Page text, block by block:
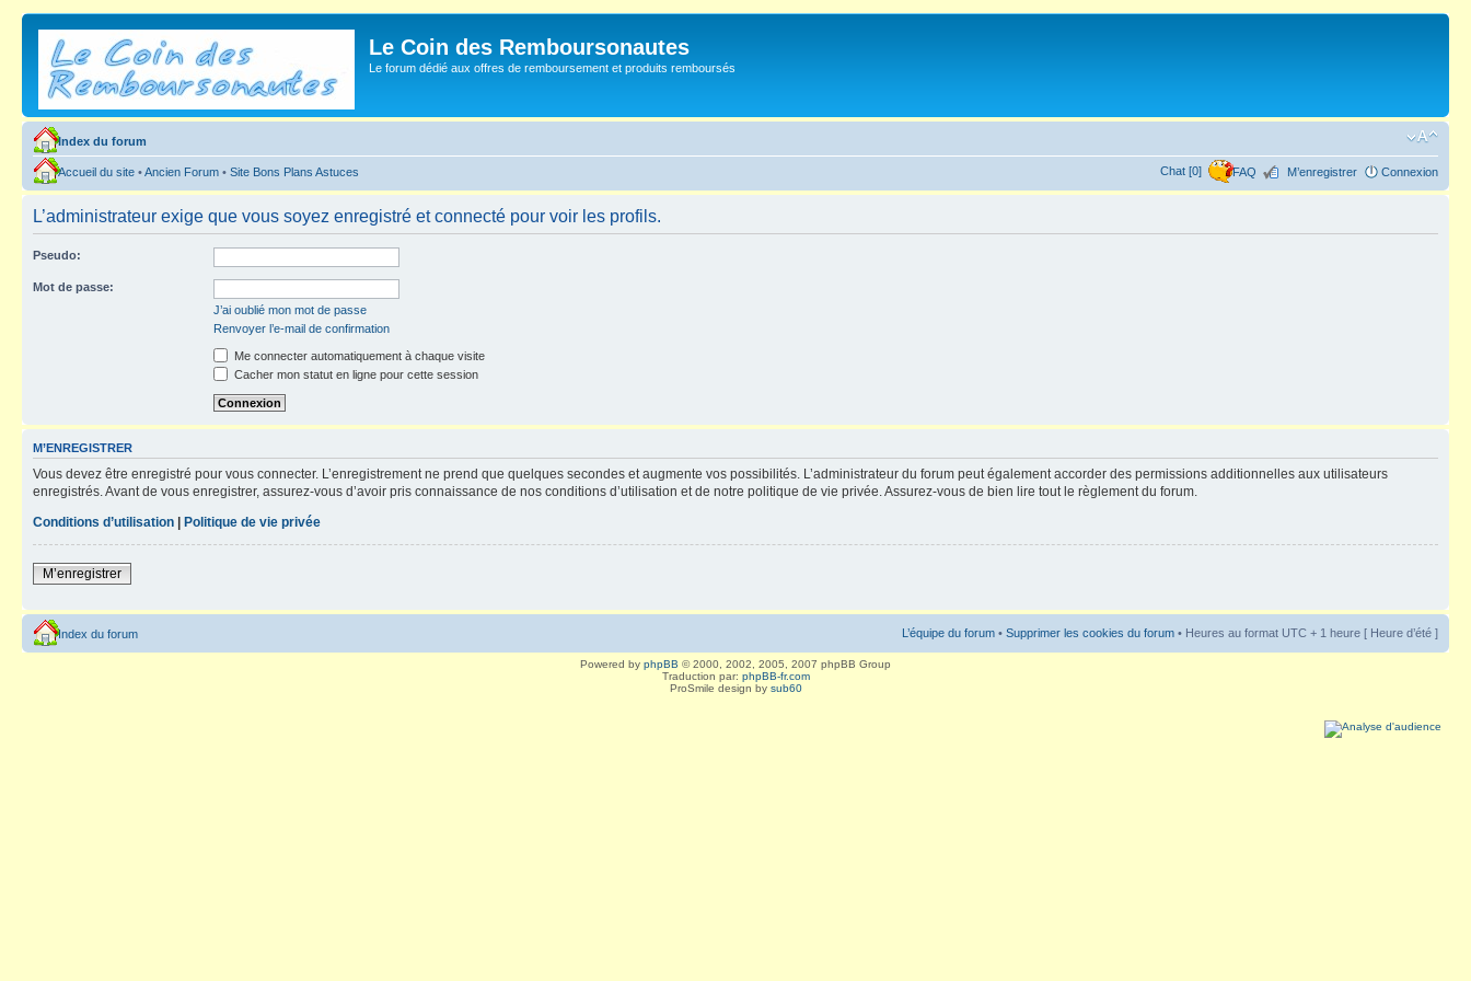
Le Coin des Remboursonautes
Le forum dédié aux offres de remboursement et produits remboursés
Index du forum
Accueil du site •Ancien Forum • Site Bons Plans Astuces Chat [0] FAQ M’enregistrer Connexion
L’administrateur exige que vous soyez enregistré et connecté pour voir les profils.
Pseudo:
Mot de passe:
J’ai oublié mon mot de passe
Renvoyer l’e-mail de confirmation
Me connecter automatiquement à chaque visite
Cacher mon statut en ligne pour cette session
M’ENREGISTRER
Vous devez être enregistré pour vous connecter. L’enregistrement ne prend que quelques secondes et augmente vos possibilités. L’administrateur du forum peut également accorder des permissions additionnelles aux utilisateurs
enregistrés. Avant de vous enregistrer, assurez-vous d’avoir pris connaissance de nos conditions d’utilisation et de notre politique de vie privée. Assurez-vous de bien lire tout le règlement du forum.
Conditions d’utilisation | Politique de vie privée
M’enregistrer
Index du forum L’équipe du forum • Supprimer les cookies du forum • Heures au format UTC + 1 heure [ Heure d’été ]
Powered by phpBB © 2000, 2002, 2005, 2007 phpBB Group
Traduction par: phpBB-fr.com
ProSmile design by sub60